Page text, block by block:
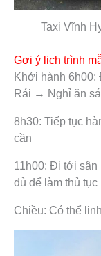
Taxi Vĩnh
Gợi ý lịch trình
Khởi hành
Rái → Nghỉ ăn
8h30: Tiếp tục
cần
11h00: Đi tới sân
đủ để làm thủ tục
Chiều: Có thể